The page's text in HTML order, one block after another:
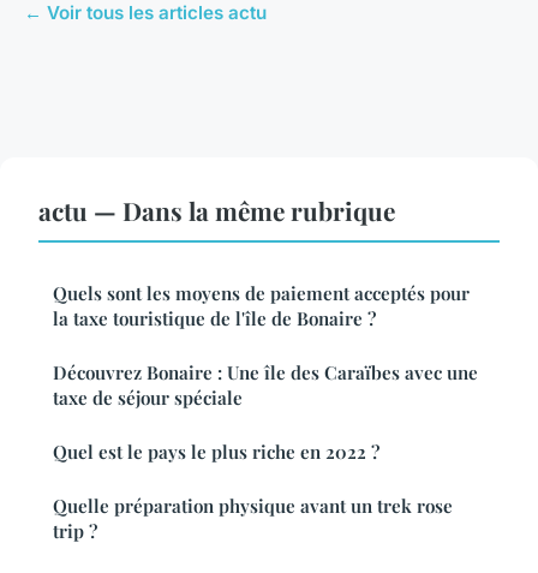
← Voir tous les articles actu
actu — Dans la même rubrique
Quels sont les moyens de paiement acceptés pour
la taxe touristique de l'île de Bonaire ?
Découvrez Bonaire : Une île des Caraïbes avec une
taxe de séjour spéciale
Quel est le pays le plus riche en 2022 ?
Quelle préparation physique avant un trek rose
trip ?